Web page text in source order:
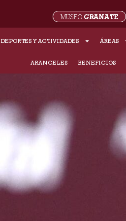
MUSEO GRANATE
DEPORTES Y ACTIVIDADES ÁREAS
ARANCELES BENEFICIOS